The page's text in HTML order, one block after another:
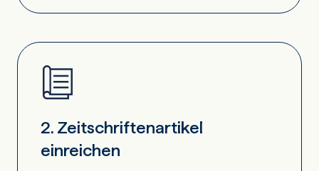
2. Zeitschriftenartikel
einreichen